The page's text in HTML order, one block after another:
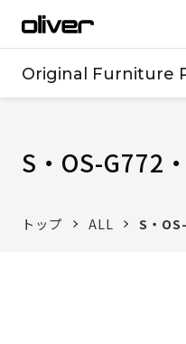
Original Furniture
S・OS-G772
トップ ALL S・